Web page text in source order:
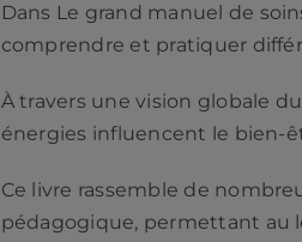
Dans Le grand manuel de
comprendre et pratiquer
À travers une vision globale
énergies influencent le bien-
Ce livre rassemble de
pédagogique, permettant au